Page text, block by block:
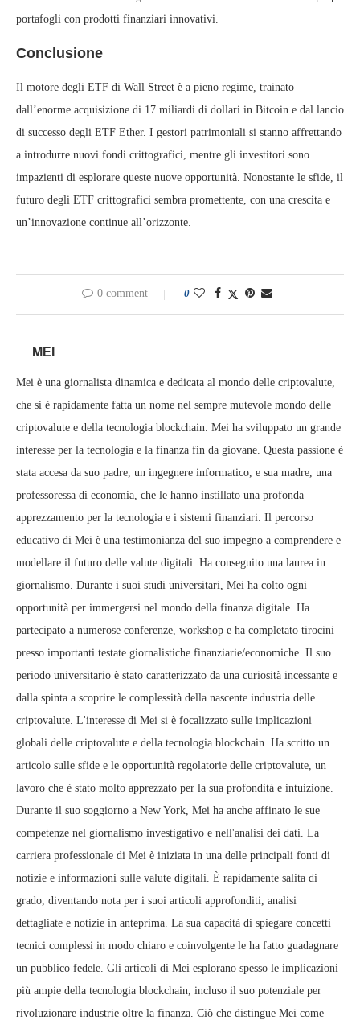
portafogli con prodotti finanziari innovativi.
Conclusione
Il motore degli ETF di Wall Street è a pieno regime, trainato
dall’enorme acquisizione di 17 miliardi di dollari in Bitcoin e dal lancio
di successo degli ETF Ether. I gestori patrimoniali si stanno affrettando
a introdurre nuovi fondi crittografici, mentre gli investitori sono
impazienti di esplorare queste nuove opportunità. Nonostante le sfide, il
futuro degli ETF crittografici sembra promettente, con una crescita e
un’innovazione continue all’orizzonte.
0 comment 0
MEI
Mei è una giornalista dinamica e dedicata al mondo delle criptovalute,
che si è rapidamente fatta un nome nel sempre mutevole mondo delle
criptovalute e della tecnologia blockchain. Mei ha sviluppato un grande
interesse per la tecnologia e la finanza fin da giovane. Questa passione è
stata accesa da suo padre, un ingegnere informatico, e sua madre, una
professoressa di economia, che le hanno instillato una profonda
apprezzamento per la tecnologia e i sistemi finanziari. Il percorso
educativo di Mei è una testimonianza del suo impegno a comprendere e
modellare il futuro delle valute digitali. Ha conseguito una laurea in
giornalismo. Durante i suoi studi universitari, Mei ha colto ogni
opportunità per immergersi nel mondo della finanza digitale. Ha
partecipato a numerose conferenze, workshop e ha completato tirocini
presso importanti testate giornalistiche finanziarie/economiche. Il suo
periodo universitario è stato caratterizzato da una curiosità incessante e
dalla spinta a scoprire le complessità della nascente industria delle
criptovalute. L'interesse di Mei si è focalizzato sulle implicazioni
globali delle criptovalute e della tecnologia blockchain. Ha scritto un
articolo sulle sfide e le opportunità regolatorie delle criptovalute, un
lavoro che è stato molto apprezzato per la sua profondità e intuizione.
Durante il suo soggiorno a New York, Mei ha anche affinato le sue
competenze nel giornalismo investigativo e nell'analisi dei dati. La
carriera professionale di Mei è iniziata in una delle principali fonti di
notizie e informazioni sulle valute digitali. È rapidamente salita di
grado, diventando nota per i suoi articoli approfonditi, analisi
dettagliate e notizie in anteprima. La sua capacità di spiegare concetti
tecnici complessi in modo chiaro e coinvolgente le ha fatto guadagnare
un pubblico fedele. Gli articoli di Mei esplorano spesso le implicazioni
più ampie della tecnologia blockchain, incluso il suo potenziale per
rivoluzionare industrie oltre la finanza. Ciò che distingue Mei come